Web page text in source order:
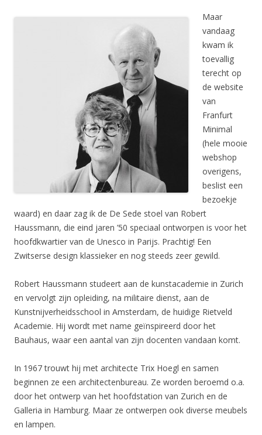
Maar
vandaag
kwam ik
toevallig
terecht op
de website
van
Franfurt
Minimal
(hele mooie
webshop
overigens,
beslist een
bezoekje
waard) en daar zag ik de De Sede stoel van Robert
Haussmann, die eind jaren ’50 speciaal ontworpen is voor het
hoofdkwartier van de Unesco in Parijs. Prachtig! Een
Zwitserse design klassieker en nog steeds zeer gewild.
Robert Haussmann studeert aan de kunstacademie in Zurich
en vervolgt zijn opleiding, na militaire dienst, aan de
Kunstnijverheidsschool in Amsterdam, de huidige Rietveld
Academie. Hij wordt met name geïnspireerd door het
Bauhaus, waar een aantal van zijn docenten vandaan komt.
In 1967 trouwt hij met architecte Trix Hoegl en samen
beginnen ze een architectenbureau. Ze worden beroemd o.a.
door het ontwerp van het hoofdstation van Zurich en de
Galleria in Hamburg. Maar ze ontwerpen ook diverse meubels
en lampen.